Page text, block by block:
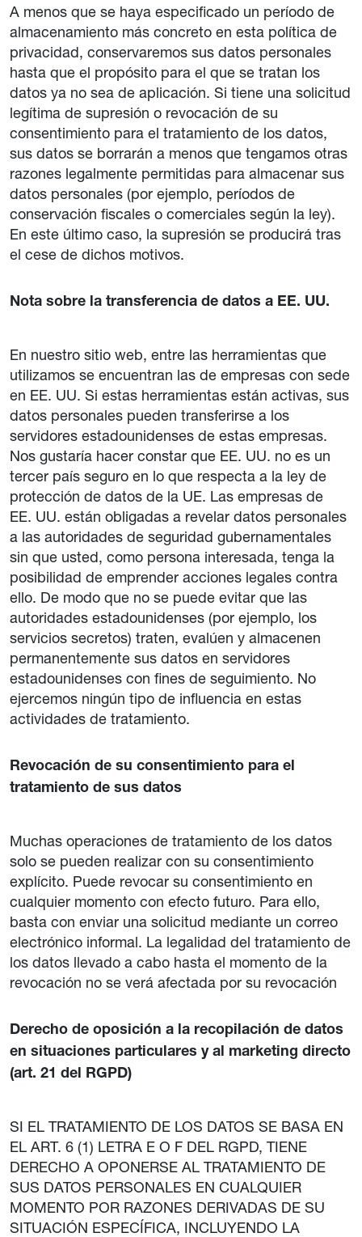
A menos que se haya especificado un período de
almacenamiento más concreto en esta política de
privacidad, conservaremos sus datos personales
hasta que el propósito para el que se tratan los
datos ya no sea de aplicación. Si tiene una solicitud
legítima de supresión o revocación de su
consentimiento para el tratamiento de los datos,
sus datos se borrarán a menos que tengamos otras
razones legalmente permitidas para almacenar sus
datos personales (por ejemplo, períodos de
conservación fiscales o comerciales según la ley).
En este último caso, la supresión se producirá tras
el cese de dichos motivos.
Nota sobre la transferencia de datos a EE. UU.
En nuestro sitio web, entre las herramientas que
utilizamos se encuentran las de empresas con sede
en EE. UU. Si estas herramientas están activas, sus
datos personales pueden transferirse a los
servidores estadounidenses de estas empresas.
Nos gustaría hacer constar que EE. UU. no es un
tercer país seguro en lo que respecta a la ley de
protección de datos de la UE. Las empresas de
EE. UU. están obligadas a revelar datos personales
a las autoridades de seguridad gubernamentales
sin que usted, como persona interesada, tenga la
posibilidad de emprender acciones legales contra
ello. De modo que no se puede evitar que las
autoridades estadounidenses (por ejemplo, los
servicios secretos) traten, evalúen y almacenen
permanentemente sus datos en servidores
estadounidenses con fines de seguimiento. No
ejercemos ningún tipo de influencia en estas
actividades de tratamiento.
Revocación de su consentimiento para el
tratamiento de sus datos
Muchas operaciones de tratamiento de los datos
solo se pueden realizar con su consentimiento
explícito. Puede revocar su consentimiento en
cualquier momento con efecto futuro. Para ello,
basta con enviar una solicitud mediante un correo
electrónico informal. La legalidad del tratamiento de
los datos llevado a cabo hasta el momento de la
revocación no se verá afectada por su revocación
Derecho de oposición a la recopilación de datos
en situaciones particulares y al marketing directo
(art. 21 del RGPD)
SI EL TRATAMIENTO DE LOS DATOS SE BASA EN
EL ART. 6 (1) LETRA E O F DEL RGPD, TIENE
DERECHO A OPONERSE AL TRATAMIENTO DE
SUS DATOS PERSONALES EN CUALQUIER
MOMENTO POR RAZONES DERIVADAS DE SU
SITUACIÓN ESPECÍFICA, INCLUYENDO LA